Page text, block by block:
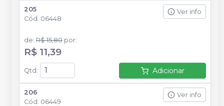
205
Cód. 06448
Ver info
de: R$ 15,80 por:
R$ 11,39
Qtd : Adicionar
206
Cód. 06449
Ver info